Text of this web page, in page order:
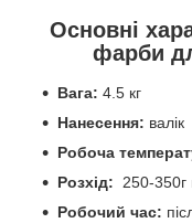
Основні
фарби
Вага: 4.5 кг
Нанесення: валік
Робоча
Розхід: 250-350г
Робочий час: